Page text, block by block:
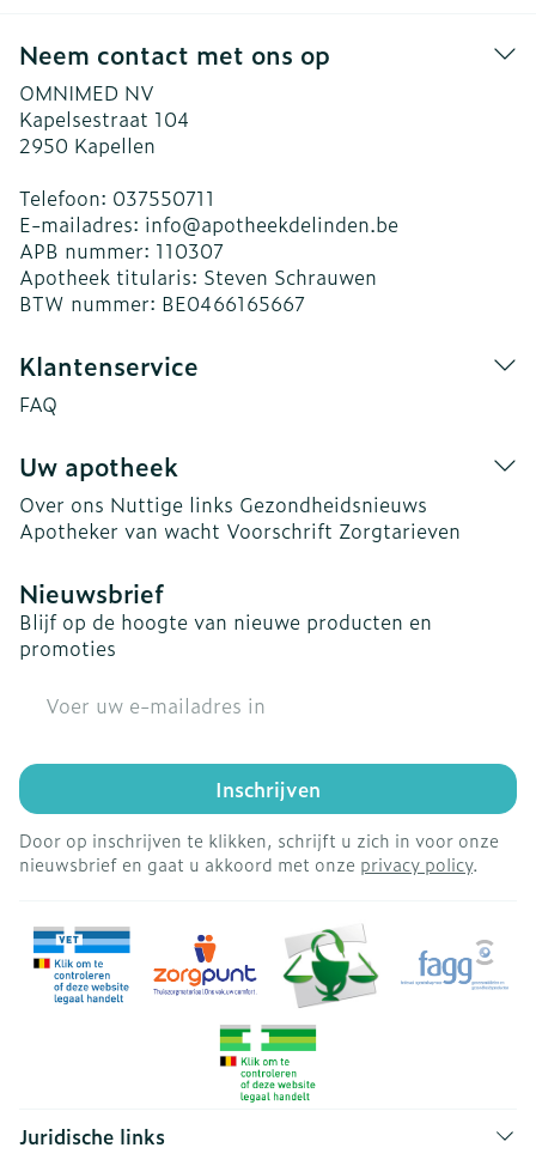
Neem contact met ons op
OMNIMED NV
Kapelsestraat 104
2950 Kapellen
Telefoon: 037550711
E-mailadres: info@apotheekdelinden.be
APB nummer: 110307
Apotheek titularis: Steven Schrauwen
BTW nummer: BE0466165667
Klantenservice
FAQ
Uw apotheek
Over ons Nuttige links Gezondheidsnieuws
Apotheker van wacht Voorschrift Zorgtarieven
Nieuwsbrief
Blijf op de hoogte van nieuwe producten en
promoties
Inschrijven
Door op inschrijven te klikken, schrijft u zich in voor onze
nieuwsbrief en gaat u akkoord met onze privacy policy.
Juridische links